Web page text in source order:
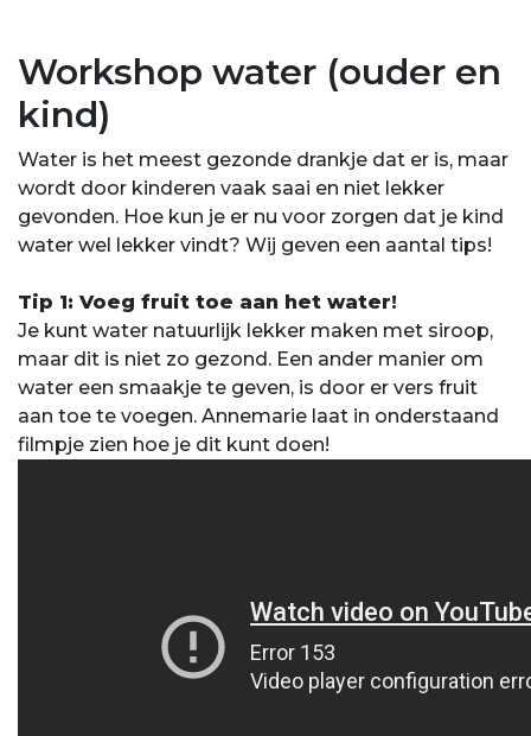
Workshop water (ouder en
kind)
Water is het meest gezonde drankje dat er is, maar
wordt door kinderen vaak saai en niet lekker
gevonden. Hoe kun je er nu voor zorgen dat je kind
water wel lekker vindt? Wij geven een aantal tips!
Tip 1: Voeg fruit toe aan het water!
Je kunt water natuurlijk lekker maken met siroop,
maar dit is niet zo gezond. Een ander manier om
water een smaakje te geven, is door er vers fruit
aan toe te voegen. Annemarie laat in onderstaand
filmpje zien hoe je dit kunt doen!